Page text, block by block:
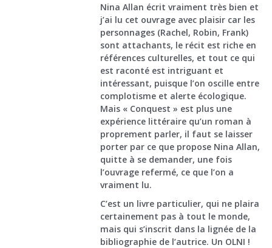
Nina Allan écrit vraiment très bien et
j’ai lu cet ouvrage avec plaisir car les
personnages (Rachel, Robin, Frank)
sont attachants, le récit est riche en
références culturelles, et tout ce qui
est raconté est intriguant et
intéressant, puisque l’on oscille entre
complotisme et alerte écologique.
Mais « Conquest » est plus une
expérience littéraire qu’un roman à
proprement parler, il faut se laisser
porter par ce que propose Nina Allan,
quitte à se demander, une fois
l’ouvrage refermé, ce que l’on a
vraiment lu.
C’est un livre particulier, qui ne plaira
certainement pas à tout le monde,
mais qui s’inscrit dans la lignée de la
bibliographie de l’autrice. Un OLNI !